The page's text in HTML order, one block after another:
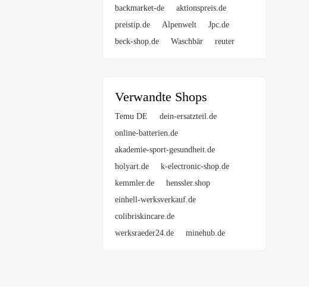
backmarket-de
aktionspreis.de
preistip.de
Alpenwelt
Jpc.de
beck-shop.de
Waschbär reuter
Verwandte Shops
Temu DE
dein-ersatzteil.de
online-batterien.de
akademie-sport-gesundheit.de
holyart.de
k-electronic-shop.de
kemmler.de
henssler.shop
einhell-werksverkauf.de
colibriskincare.de
werksraeder24.de
minehub.de